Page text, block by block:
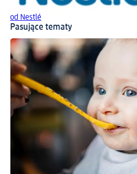
od Nestlé
Pasujące tematy